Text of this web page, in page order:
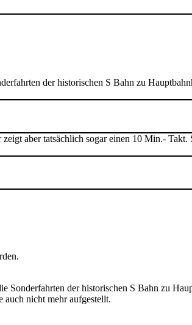
der historischen S Bahn zu
aber tatsächlich sogar einen 10 Min.- Takt.
Sonderfahrten der historischen S Bahn zu
auch nicht mehr aufgestellt.